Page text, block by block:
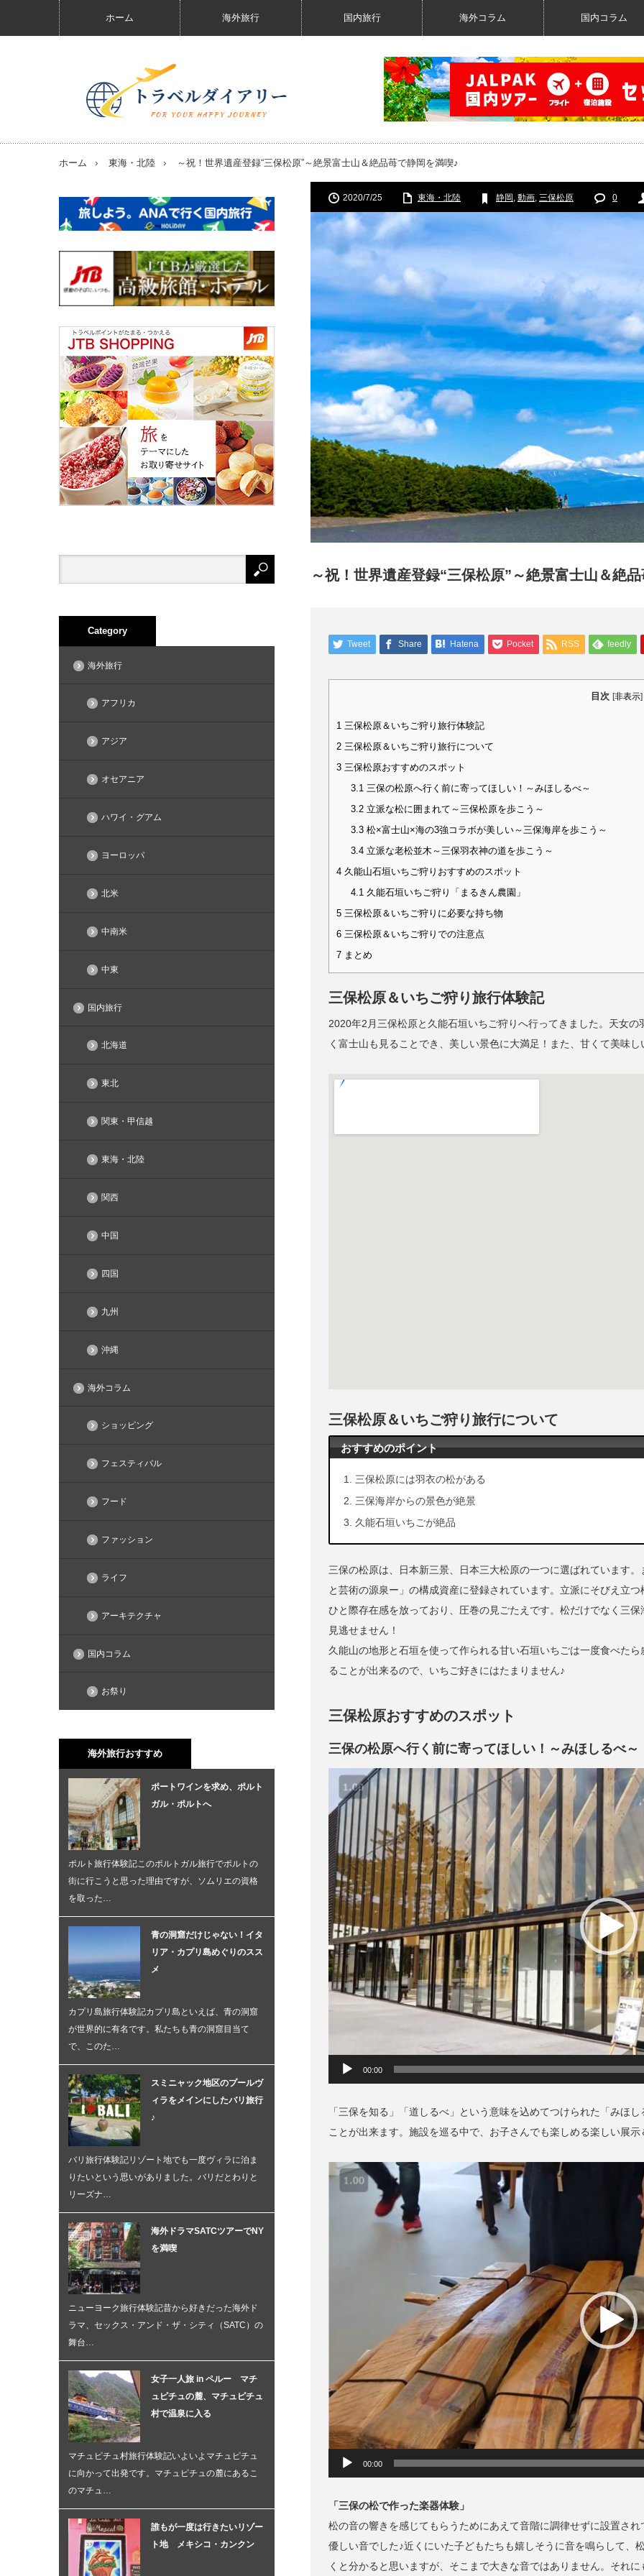
ホーム 海外旅行 国内旅行 海外コラム 国内コラム
ホーム 東海・北陸 ～祝！世界遺産登録“三保松原”～絶景富士山＆絶品苺で静岡を満喫♪
2020/7/25 東海・北陸 静岡 , 動画, 三保松原 0
～祝！世界遺産登録“三保松原”～絶景富士山＆絶
Tweet Share Hatena Pocket RSS feedly
目次 [非表示]
1 三保松原＆いちご狩り旅行体験記
2 三保松原＆いちご狩り旅行について
3 三保松原おすすめのスポット
3.1三保の松原へ行く前に寄ってほしい！～みほしるべ～
3.2立派な松に囲まれて～三保松原を歩こう～
3.3松×富士山×海の3強コラボが美しい～三保海岸を歩こう～
3.4立派な老松並木～三保羽衣神の道を歩こう～
4 久能山石垣いちご狩りおすすめのスポット
4.1久能石垣いちご狩り「まるきん農園」
5 三保松原＆いちご狩りに必要な持ち物
6 三保松原＆いちご狩りでの注意点
7 まとめ
三保松原＆いちご狩り旅行体験記
2020年2月三保松原と久能石垣いちご狩りへ行ってきました。天女
く富士山も見ることでき、美しい景色に大満足！また、甘くて美味
三保松原＆いちご狩り旅行について
おすすめのポイント
三保松原には羽衣の松がある
三保海岸からの景色が絶景
久能石垣いちごが絶品
三保の松原は、日本新三景、日本三大松原の一つに選ばれています
と芸術の源泉ー」の構成資産に登録されています。立派にそびえ立
ひと際存在感を放っており、圧巻の見ごたえです。松だけでなく三
見逃せません！
久能山の地形と石垣を使って作られる甘い石垣いちごは一度食べた
ることが出来るので、いちご好きにはたまりません♪
三保松原おすすめのスポット
三保の松原へ行く前に寄ってほしい！～みほしるべ～
ー
ヤ
ー
00:00
「三保を知る」「道しるべ」という意味を込めてつけられた「みほ
ことが出来ます。施設を巡る中で、お子さんでも楽しめる楽しい展
動
画
00:00
「三保の松で作った楽器体験」
松の音の響きを感じてもらうためにあえて音階に調律せずに設置さ
優しい音でした♪近くにいた子どもたちも嬉しそうに音を鳴らして、
くと分かると思いますが、そこまで大きな音ではありません。それ
Category
海外旅行
アフリカ
アジア
オセアニア
ハワイ・グアム
ヨーロッパ
北米
中南米
中東
国内旅行
北海道
東北
関東・甲信越
東海・北陸
関西
中国
四国
九州
沖縄
海外コラム
ショッピング
フェスティバル
フード
ファッション
ライフ
アーキテクチャ
国内コラム
お祭り
海外旅行おすすめ
ポートワインを求め、ポルト
ガル・ポルトへ
ポルト旅行体験記このポルトガル旅行でポルトの
街に行こうと思った理由ですが、ソムリエの資格
を取った…
青の洞窟だけじゃない！イタ
リア・カプリ島めぐりのスス
メ
カプリ島旅行体験記カプリ島といえば、青の洞窟
が世界的に有名です。私たちも青の洞窟目当て
で、このた…
スミニャック地区のプールヴ
ィラをメインにしたバリ旅行
♪
バリ旅行体験記リゾート地でも一度ヴィラに泊ま
りたいという思いがありました。バリだとわりと
リーズナ…
海外ドラマSATCツアーでNY
を満喫
ニューヨーク旅行体験記昔から好きだった海外ド
ラマ、セックス・アンド・ザ・シティ（SATC）の
舞台…
女子一人旅 in ペルー マチ
ュピチュの麓、マチュピチュ
村で温泉に入る
マチュピチュ村旅行体験記いよいよマチュピチュ
に向かって出発です。マチュピチュの麓にあるこ
のマチュ…
誰もが一度は行きたいリゾー
ト地 メキシコ・カンクン